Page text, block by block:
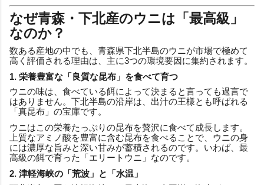
なぜ青森・下北産のウニは「最高級」
なのか？
数ある産地の中でも、青森県下北半島のウニが市場で極めて
高く評価される理由は、主に3つの環境要因に集約されます。
1. 栄養豊富な「良質な昆布」を食べて育つ
ウニの味は、食べている餌によって決まると言っても過言で
はありません。下北半島の沿岸は、出汁の王様とも呼ばれる
「真昆布」の宝庫です。
ウニはこの栄養たっぷりの昆布を贅沢に食べて成長します。
上質なアミノ酸を豊富に含む昆布を食べることで、ウニの身
には濃厚な旨みと深い甘みが蓄積されるのです。いわば、最
高級の餌で育った「エリートウニ」なのです。
2. 津軽海峡の「荒波」と「水温」